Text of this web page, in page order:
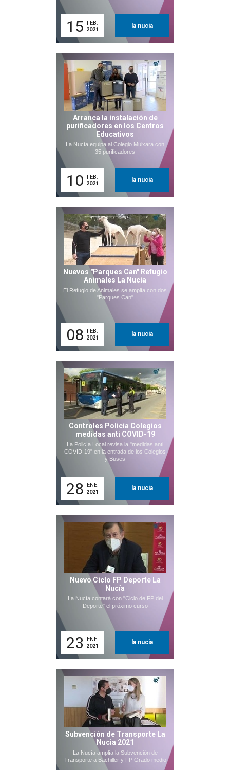
15
FEB.
2021
la nucia
Arranca la instalación de
purificadores en los Centros
Educativos
La Nucía equipa al Colegio Muixara con
35 purificadores
10
FEB.
2021
la nucia
Nuevos "Parques Can" Refugio
Animales La Nucía
El Refugio de Animales se amplía con dos
"Parques Can"
08
FEB.
2021
la nucia
Controles Policía Colegios
medidas anti COVID-19
La Policía Local revisa la "medidas anti
COVID-19" en la entrada de los Colegios
y Buses
28
ENE.
2021
la nucia
Nuevo Ciclo FP Deporte La
Nucía
La Nucía contará con "Ciclo de FP del
Deporte" el próximo curso
23
ENE.
2021
la nucia
Subvención de Transporte La
Nucia 2021
La Nucía amplía la Subvención de
Transporte a Bachiller y FP Grado medio